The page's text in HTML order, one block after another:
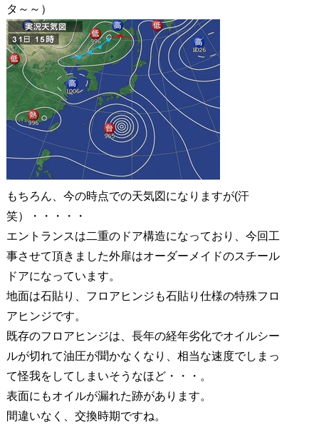
タ～～）
もちろん、今の時点での天気図になりますが(汗
笑）・・・・・
エントランスは二重のドア構造になっており、今回工
事させて頂きました外扉はオーダーメイドのスチール
ドアになっています。
地面は石貼り、フロアヒンジも石貼り仕様の特殊フロ
アヒンジです。
既存のフロアヒンジは、長年の経年劣化でオイルシー
ルが切れて油圧が聞かなくなり、相当な速度でしまっ
て怪我をしてしまいそうなほど・・・。
表面にもオイルが漏れた跡があります。
間違いなく、交換時期ですね。